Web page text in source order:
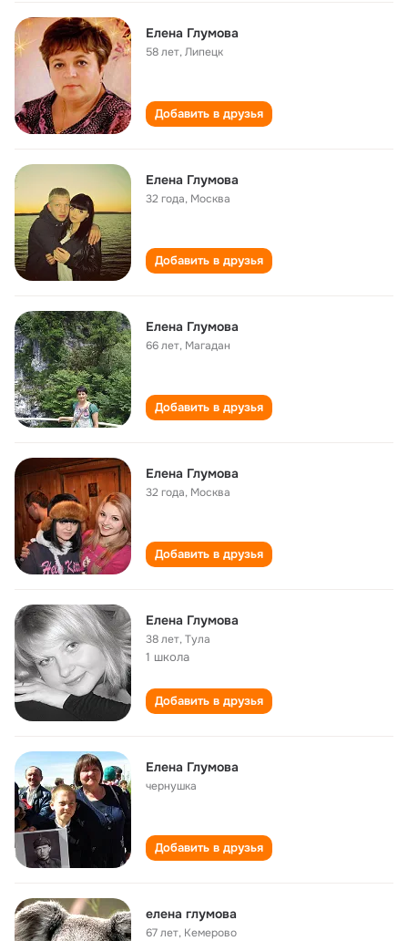
Елена Глумова
58 лет,Липецк
Добавить в друзья
Елена Глумова
32 года, Москва
Добавить в друзья
Елена Глумова
66 лет, Магадан
Добавить в друзья
Елена Глумова
32 года, Москва
Добавить в друзья
Елена Глумова
38 лет,Тула
1 школа
Добавить в друзья
Елена Глумова
чернушка
Добавить в друзья
елена глумова
67 лет, Кемерово